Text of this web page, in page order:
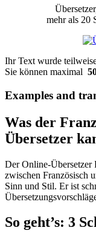
mehr als 20
Ihr Text wurde
Sie können maximal
Examples and
Was der
Übersetzer
Der Online-Übersetzer
zwischen Französisch
Sinn und Stil. Er ist
So geht’s: 3